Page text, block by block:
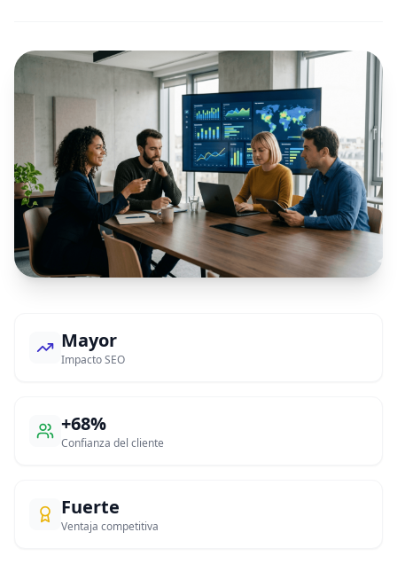
Mayor
Impacto SEO
+68%
Confianza del cliente
Fuerte
Ventaja competitiva